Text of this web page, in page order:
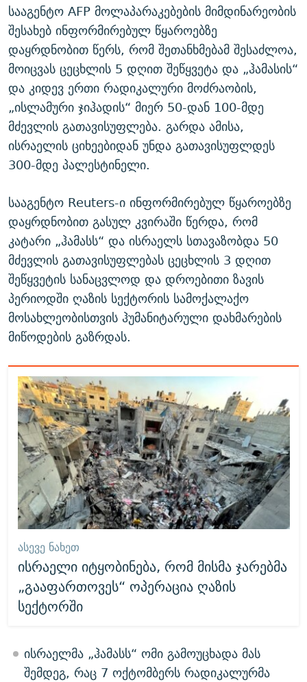
სააგენტო AFP მოლაპარაკებების მიმდინარეობის
შესახებ ინფორმირებულ წყაროებზე
დაყრდნობით წერს, რომ შეთანხმებამ შესაძლოა,
მოიცვას ცეცხლის 5 დღით შეწყვეტა და „ჰამასის“
და კიდევ ერთი რადიკალური მოძრაობის,
„ისლამური ჯიჰადის“ მიერ 50-დან 100-მდე
მძევლის გათავისუფლება. გარდა ამისა,
ისრაელის ციხეებიდან უნდა გათავისუფლდეს
300-მდე პალესტინელი.
სააგენტო Reuters-ი ინფორმირებულ წყაროებზე
დაყრდნობით გასულ კვირაში წერდა, რომ
კატარი „ჰამასს“ და ისრაელს სთავაზობდა 50
მძევლის გათავისუფლებას ცეცხლის 3 დღით
შეწყვეტის სანაცვლოდ და დროებითი ზავის
პერიოდში ღაზის სექტორის სამოქალაქო
მოსახლეობისთვის ჰუმანიტარული დახმარების
მიწოდების გაზრდას.
ᲐᲡᲔᲕᲔ ᲜᲐᲮᲔᲗ
ისრაელი იტყობინება, რომ მისმა ჯარებმა
„გააფართოვეს“ ოპერაცია ღაზის
სექტორში
ისრაელმა „ჰამასს“ ომი გამოუცხადა მას
შემდეგ, რაც 7 ოქტომბერს რადიკალურმა